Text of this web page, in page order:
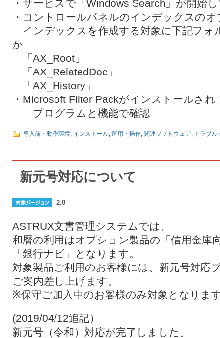
・サービスで「Windows Search」が開始
・コントロールパネルのインデックスの
インデックスを作成する対象に下記フォ
か
「AX_Root」
「AX_RelatedDoc」
「AX_History」
・Microsoft Filter Packがインストールされ
プログラムと機能で確認
導入前・動作環境, インストール, 運用・操作, 関連ソフトウェア, トラブ
新元号対応について
2.0
ASTRUX文書管理システムでは、
和暦の利用はオプション製品の「信用金庫
「銀行ナビ」となります。
対象製品ご利用のお客様には、新元号対応
ご案内差し上げます。
※保守ご加入中のお客様のみ対象となりま
(2019/04/12追記）
新元号（令和）対応が完了しました。